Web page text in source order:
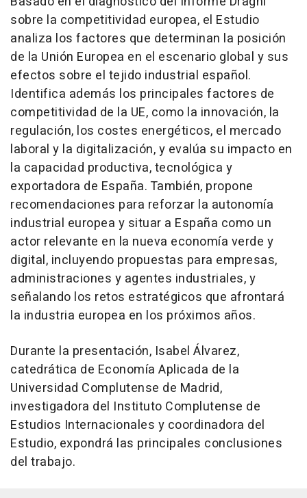
sobre la competitividad europea, el Estudio
analiza los factores que determinan la posición
de la Unión Europea en el escenario global y sus
efectos sobre el tejido industrial español.
Identifica además los principales factores de
competitividad de la UE, como la innovación, la
regulación, los costes energéticos, el mercado
laboral y la digitalización, y evalúa su impacto en
la capacidad productiva, tecnológica y
exportadora de España. También, propone
recomendaciones para reforzar la autonomía
industrial europea y situar a España como un
actor relevante en la nueva economía verde y
digital, incluyendo propuestas para empresas,
administraciones y agentes industriales, y
señalando los retos estratégicos que afrontará
la industria europea en los próximos años.
Durante la presentación, Isabel Álvarez,
catedrática de Economía Aplicada de la
Universidad Complutense de Madrid,
investigadora del Instituto Complutense de
Estudios Internacionales y coordinadora del
Estudio, expondrá las principales conclusiones
del trabajo.